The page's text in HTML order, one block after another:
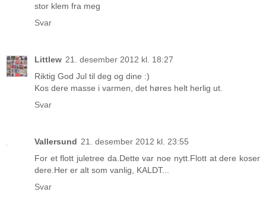
stor klem fra meg
Svar
Littlew 21. desember 2012 kl. 18:27
Riktig God Jul til deg og dine :)
Kos dere masse i varmen, det høres helt herlig ut.
Svar
Vallersund 21. desember 2012 kl. 23:55
For et flott juletree da.Dette var noe nytt.Flott at dere koser
dere.Her er alt som vanlig, KALDT...
Svar